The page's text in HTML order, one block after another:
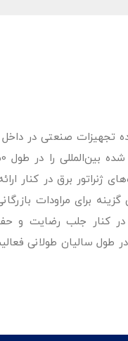
تجهیزات صنعتی در
برق در کنار
برای مراودات
در کنار جلب رضایت و
در طول سالیان طولانی